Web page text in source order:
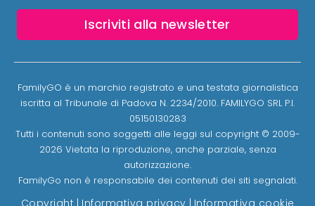
Iscriviti alla newsletter
FamilyGO è un marchio registrato e una testata giornalistica
iscritta al Tribunale di Padova N. 2234/2010. FAMILYGO SRL P.I.
05150130283
Tutti i contenuti sono soggetti alle leggi sul copyright © 2009-
2026 Vietata la riproduzione, anche parziale, senza
autorizzazione.
FamilyGo non è responsabile dei contenuti dei siti segnalati.